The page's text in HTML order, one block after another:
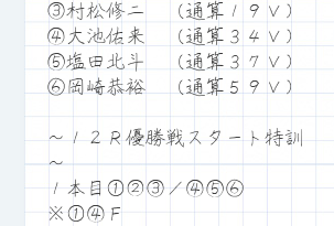
③村松修二 （通算１９Ｖ）
④大池佑来 （通算３４Ｖ）
⑤塩田北斗 （通算３７Ｖ）
⑥岡崎恭裕 （通算５９Ｖ）
～１２Ｒ優勝戦スタート特訓
～
１本目①②③／④⑤⑥
※①④Ｆ